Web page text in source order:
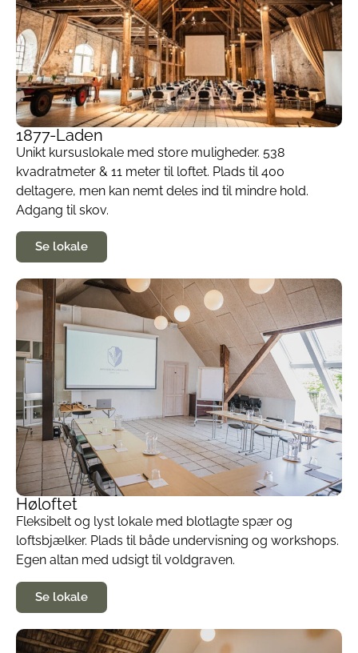
1877-Laden
Unikt kursuslokale med store muligheder. 538
kvadratmeter & 11 meter til loftet. Plads til 400
deltagere, men kan nemt deles ind til mindre hold.
Adgang til skov.
Se lokale
Høloftet
Fleksibelt og lyst lokale med blotlagte spær og
loftsbjælker. Plads til både undervisning og workshops.
Egen altan med udsigt til voldgraven.
Se lokale